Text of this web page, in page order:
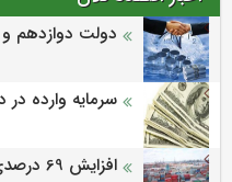
دولت دوازدهم و
سرمایه وارده در دولت
افزایش 69 درصدی صادرات ایران به نیجریه